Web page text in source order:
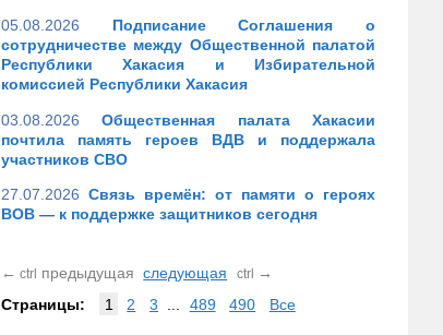
05.08.2026
Подписание Соглашения о
сотрудничестве между Общественной палатой
Республики Хакасия и Избирательной
комиссией Республики Хакасия
03.08.2026
Общественная палата Хакасии
почтила память героев ВДВ и поддержала
участников СВО
27.07.2026 Связь времён: от памяти о героях
ВОВ — к поддержке защитников сегодня
← ctrl предыдущая следующая ctrl →
Страницы:
1 2 3 489 490 Все